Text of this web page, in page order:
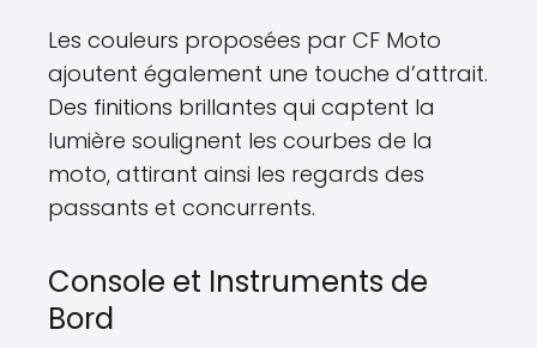
Les couleurs proposées par CF Moto
ajoutent également une touche d’attrait.
Des finitions brillantes qui captent la
lumière soulignent les courbes de la
moto, attirant ainsi les regards des
passants et concurrents.
Console et Instruments de
Bord